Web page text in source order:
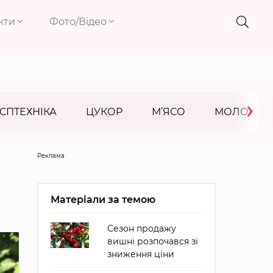
Фото/Відео
ЦУКОР М’ЯСО МОЛОКО
›
Реклама
Матеріали за темою
Сезон продажу
вишні розпочався зі
зниження ціни